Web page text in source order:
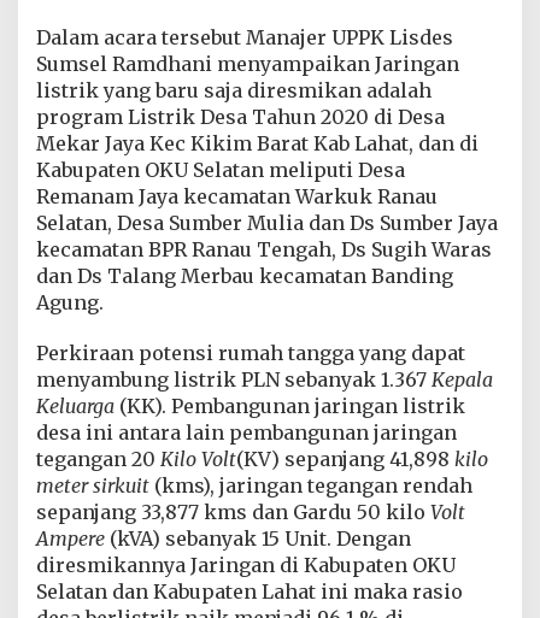
S
2
J
B
R
e
s
m
i
a
n
s
r
i
k
U
n
t
u
k
6
D
e
Dalam acara tersebut Manajer UPPK Lisdes
Sumsel Ramdhani menyampaikan Jaringan
listrik yang baru saja diresmikan adalah
program Listrik Desa Tahun 2020 di Desa
Mekar Jaya Kec Kikim Barat Kab Lahat, dan di
Kabupaten OKU Selatan meliputi Desa
Remanam Jaya kecamatan Warkuk Ranau
Selatan, Desa Sumber Mulia dan Ds Sumber Jaya
kecamatan BPR Ranau Tengah, Ds Sugih Waras
dan Ds Talang Merbau kecamatan Banding
Agung.
Perkiraan potensi rumah tangga yang dapat
menyambung listrik PLN sebanyak 1.367 Kepala
Keluarga (KK). Pembangunan jaringan listrik
desa ini antara lain pembangunan jaringan
tegangan 20 Kilo Volt(KV) sepanjang 41,898 kilo
meter sirkuit (kms), jaringan tegangan rendah
sepanjang 33,877 kms dan Gardu 50 kilo Volt
Ampere (kVA) sebanyak 15 Unit. Dengan
diresmikannya Jaringan di Kabupaten OKU
Selatan dan Kabupaten Lahat ini maka rasio